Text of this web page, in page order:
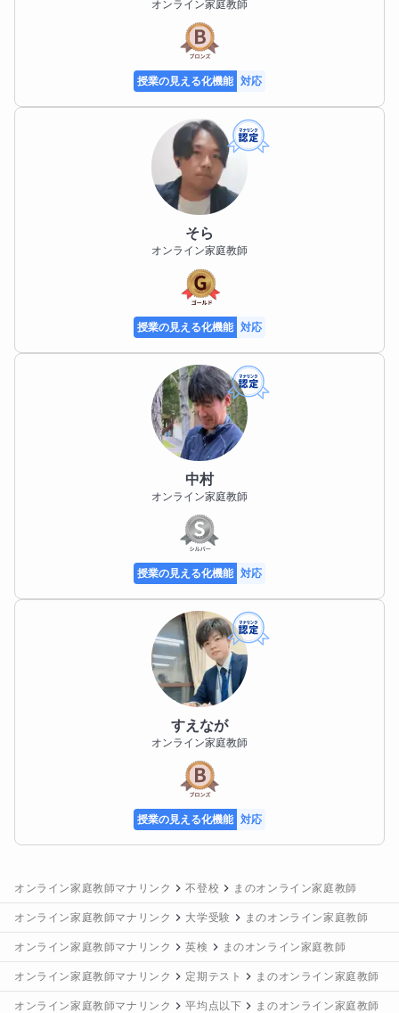
オンライン家庭教師
授業の見える化機能 対応
そら
オンライン家庭教師
授業の見える化機能 対応
中村
オンライン家庭教師
授業の見える化機能 対応
すえなが
オンライン家庭教師
授業の見える化機能 対応
オンライン家庭教師マナリンク 不登校 まのオンライン家庭教師
オンライン家庭教師マナリンク 大学受験 まのオンライン家庭教師
オンライン家庭教師マナリンク 英検 まのオンライン家庭教師
オンライン家庭教師マナリンク 定期テスト まのオンライン家庭教師
オンライン家庭教師マナリンク 平均点以下 まのオンライン家庭教師